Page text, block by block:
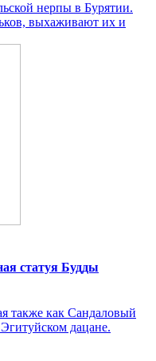
нерпы в Бурятии.
выхаживают их и
статуя Будды
также как Сандаловый
дацане.